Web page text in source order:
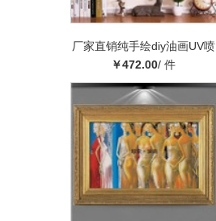
厂家直销纯手绘diy油画UV喷
绘油画白桦林欧索订制
￥472.00/ 件